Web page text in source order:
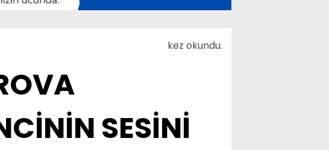
kez okundu.
SESİNİ